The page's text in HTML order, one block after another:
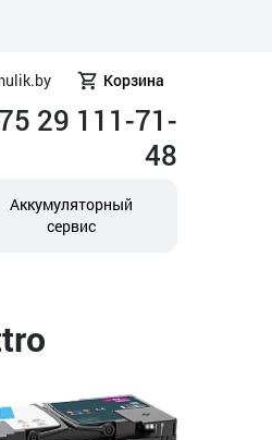
Корзина
29 111-71-
48
Аккумуляторный
сервис